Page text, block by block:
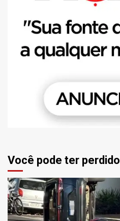
Você pode ter perdido